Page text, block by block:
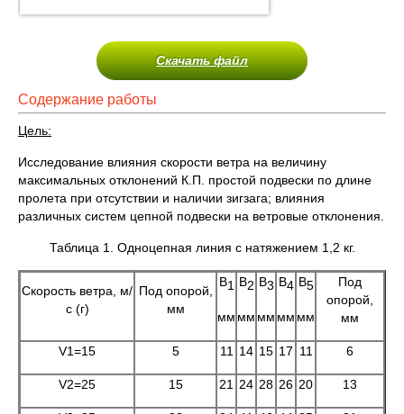
Скачать файл
Содержание работы
Цель:
Исследование влияния скорости ветра на величину
максимальных отклонений К.П. простой подвески по длине
пролета при отсутствии и наличии зигзага; влияния
различных систем цепной подвески на ветровые отклонения.
Таблица 1. Одноцепная линия с натяжением 1,2 кг.
Скорость ветра, м/
с (г)
Под опорой,
мм
B1
мм
B2
мм
B3
мм
B4
мм
B5
мм
Под
опорой,
мм
V1=15 5 11 14 15 17 11 6
V2=25 15 21 24 28 26 20 13